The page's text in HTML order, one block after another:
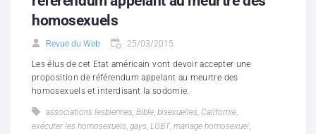
homosexuels
Revue du Web 25/03/2015
Les élus de cet Etat américain vont devoir accepter une
proposition de référendum appelant au meurtre des
homosexuels et interdisant la sodomie.
associations lesbiennes, Bible, bisexuelles, Californie,
exécuter les homosexuels, gays, LGBT, mariage homosexuel,